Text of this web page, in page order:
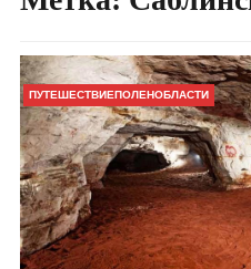
ПУТЕШЕСТВИЕПОЛЕНОБЛАСТИ